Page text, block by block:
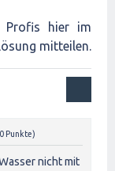
Profis hier im
mitteilen.
Punkte)
nicht mit